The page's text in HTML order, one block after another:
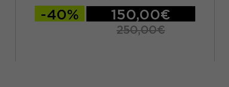
-40% 150,00€
250,00€